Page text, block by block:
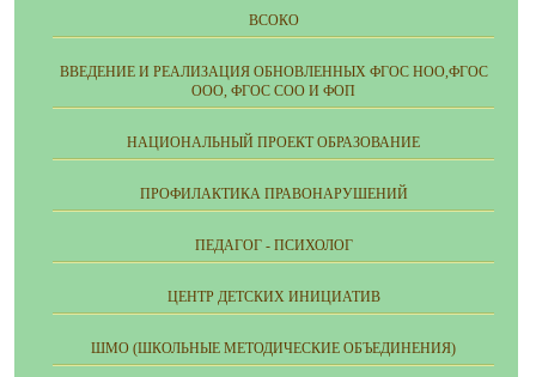
ВСОКО
ВВЕДЕНИЕ И РЕАЛИЗАЦИЯ ОБНОВЛЕННЫХ ФГОС НОО,ФГОС
ООО, ФГОС СОО И ФОП
НАЦИОНАЛЬНЫЙ ПРОЕКТ ОБРАЗОВАНИЕ
ПРОФИЛАКТИКА ПРАВОНАРУШЕНИЙ
ПЕДАГОГ - ПСИХОЛОГ
ЦЕНТР ДЕТСКИХ ИНИЦИАТИВ
ШМО (ШКОЛЬНЫЕ МЕТОДИЧЕСКИЕ ОБЪЕДИНЕНИЯ)